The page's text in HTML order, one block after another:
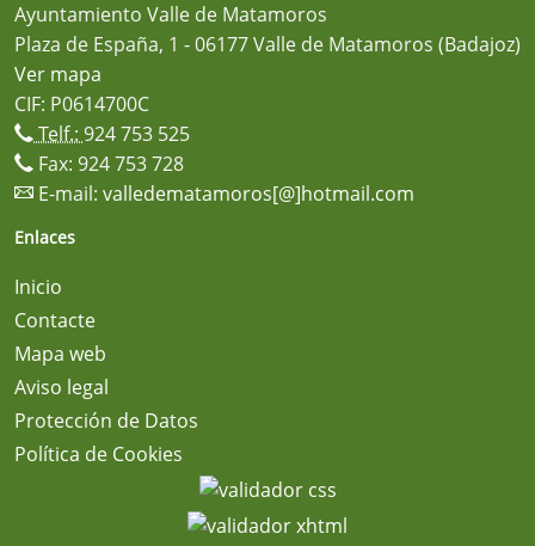
Ayuntamiento Valle de Matamoros
Plaza de España, 1 - 06177 Valle de Matamoros (Badajoz)
Ver mapa
CIF: P0614700C
Telf.: 924 753 525
Fax: 924 753 728
E-mail: valledematamoros[@]hotmail.com
Enlaces
Inicio
Contacte
Mapa web
Aviso legal
Protección de Datos
Política de Cookies